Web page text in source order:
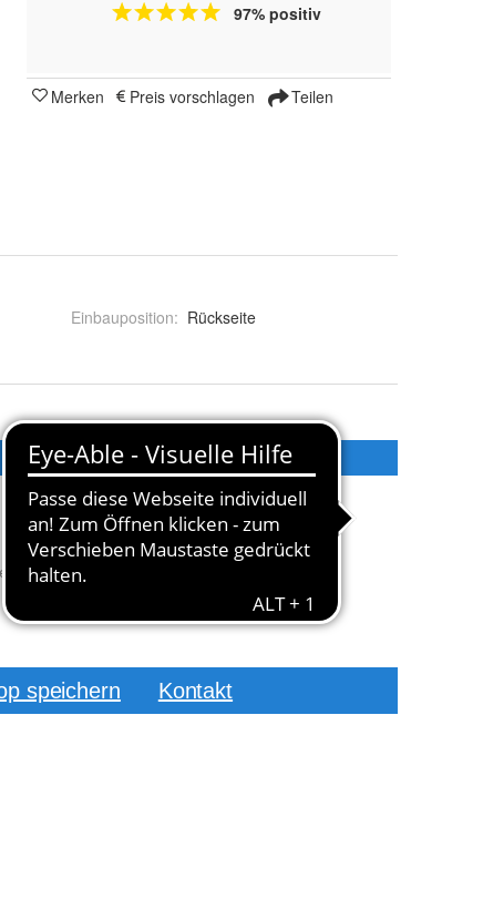
97% positiv
Merken Preis vorschlagen Teilen
Einbauposition: Rückseite